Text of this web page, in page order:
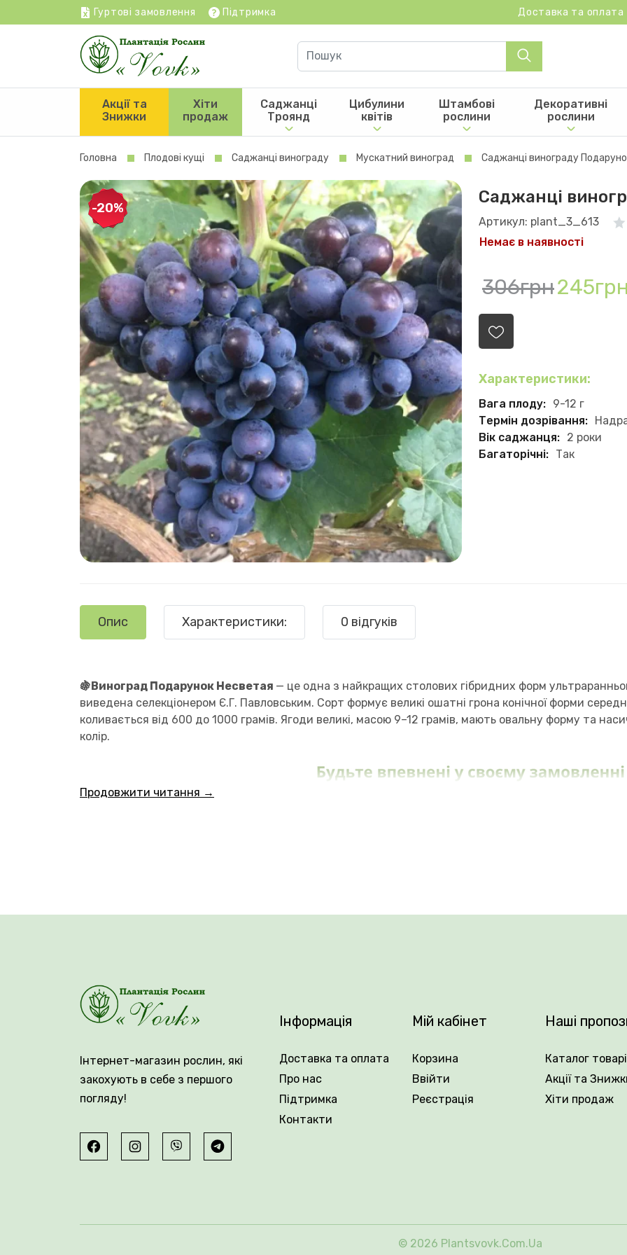
Гуртові замовлення Підтримка Доставка та оплата
Акції та
Знижки
Хіти
продаж
Саджанці
Троянд
Цибулини
квітів
Штамбові
рослини
Декоративні
рослини
Головна Плодові кущі Саджанці винограду Мускатний виноград Саджанці винограду
-20%
Саджанці
Артикул: plant_3_613
Немає в наявності
306грн245грн
Характеристики:
Вага плоду: 9-12 г
Термін дозрівання:
Вік саджанця: 2 роки
Багаторічні: Так
Опис Характеристики: 0 відгуків
🍇Виноград Подарунок Несветая — це одна з найкращих столових гібридних форм
виведена селекціонером Є.Г. Павловським. Сорт формує великі ошатні грона конічної форми
коливається від 600 до 1000 грамів. Ягоди великі, масою 9–12 грамів, мають овальну форму та
колір.
🌼У нас ви можете купити саджанці за найнижчою ціною та з швидкою доставкою по Україні!
Продовжити читання →
Інтернет-магазин рослин, які
закохують в себе з першого
погляду!
Інформація
Доставка та оплата
Про нас
Підтримка
Контакти
Мій кабінет
Корзина
Ввійти
Реєстрація
Наші
Каталог
Акції та
Хіти продаж
© 2026 Plantsvovk.com.ua